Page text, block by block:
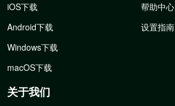
iOS下载
Android下载
Windows下载
macOS下载
帮助中心
设置指南
关于我们